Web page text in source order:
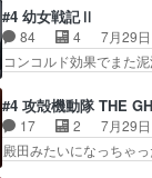
家に帰ることに・ベリ
なるとお爺ちゃんだよ
帰ることに・ベリルは
やらあの女優さんが春
ゃん姫ちゃんに野菜の
のスマホを買いに行
U-NEXTで視聴しま
見始めてたけどなんだ
開ぶち込んでくるじゃ
雑。食事とか隼人が親
#4 幼女戦記Ⅱ
84 4
7月29日
コンコルド効果でま
グを更新しました!!宜
にはいかないね笑やり
ニャに不都合なこと
語った家族を失った
#4 攻殻機動隊 THE
17 2
7月29日
殿田みたいになっち